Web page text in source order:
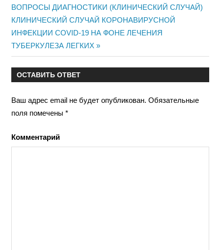
Навигация
по
записям
запись:
ВОПРОСЫ ДИАГНОСТИКИ (КЛИНИЧЕСКИЙ СЛУЧАЙ)
Следующая
запись:
КЛИНИЧЕСКИЙ СЛУЧАЙ КОРОНАВИРУСНОЙ
ИНФЕКЦИИ COVID-19 НА ФОНЕ ЛЕЧЕНИЯ
ТУБЕРКУЛЕЗА ЛЕГКИХ
ОСТАВИТЬ ОТВЕТ
Ваш адрес email не будет опубликован. Обязательные
поля помечены *
Комментарий